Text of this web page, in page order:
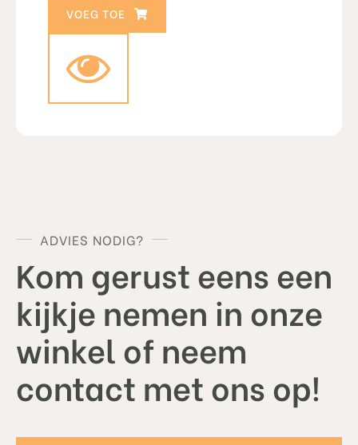
ADVIES NODIG?
Kom gerust eens een
kijkje nemen in onze
winkel of neem
contact met ons op!